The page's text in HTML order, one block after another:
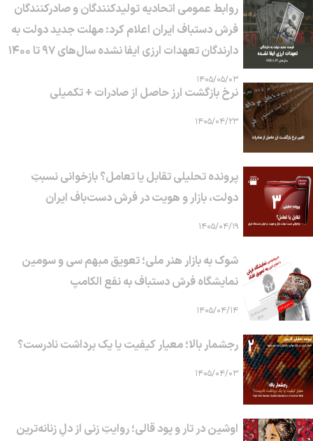
روابط عمومی اتحادیه تولیدکنندگان و صادرکنندگان
فرش دستباف ایران اعلام کرد: مهلت جدید دولت به
دارندگان تعهدات ارزی ایفا نشده سال‌های ۹۷ تا ۱۴۰۰
۱۴۰۵/۰۵/۰۳
نرخ بازگشت ارز حاصل از صادرات + تکمیلی
۱۴۰۵/۰۴/۲۳
پرونده تحلیلی تقابل یا تعامل؟ بازخوانی نسبتِ
دولت، بازار و هویت در فرش دست‌باف ایران
۱۴۰۵/۰۴/۱۹
شوک به بازار هنر ملی؛ تعویق مبهم سی و سومین
نمایشگاه فرش دستباف به نفع الکامپ
۱۴۰۵/۰۴/۱۴
رجشمار بالا؛ معیار کیفیت یا یک برداشت نادرست؟
۱۴۰۵/۰۴/۰۳
اوشین در تار و پود قالی؛ روایتِ زنی از دلِ زنانه‌ترین